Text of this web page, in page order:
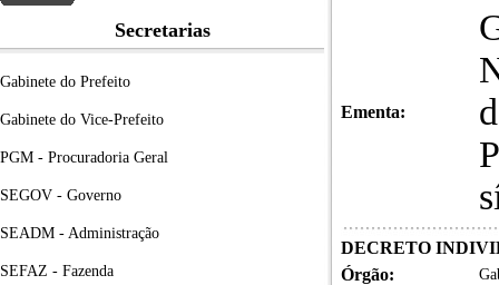
Secretarias
Gabinete do Prefeito
Gabinete do Vice-Prefeito
PGM - Procuradoria Geral
SEGOV - Governo
SEADM - Administração
SEFAZ - Fazenda
Ementa:
DECRETO
Órgão: